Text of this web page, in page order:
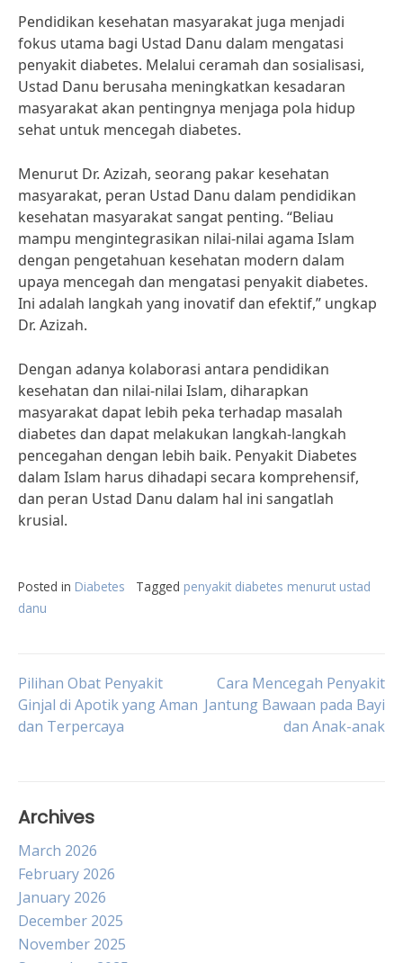
Pendidikan kesehatan masyarakat juga menjadi
fokus utama bagi Ustad Danu dalam mengatasi
penyakit diabetes. Melalui ceramah dan sosialisasi,
Ustad Danu berusaha meningkatkan kesadaran
masyarakat akan pentingnya menjaga pola hidup
sehat untuk mencegah diabetes.
Menurut Dr. Azizah, seorang pakar kesehatan
masyarakat, peran Ustad Danu dalam pendidikan
kesehatan masyarakat sangat penting. “Beliau
mampu mengintegrasikan nilai-nilai agama Islam
dengan pengetahuan kesehatan modern dalam
upaya mencegah dan mengatasi penyakit diabetes.
Ini adalah langkah yang inovatif dan efektif,” ungkap
Dr. Azizah.
Dengan adanya kolaborasi antara pendidikan
kesehatan dan nilai-nilai Islam, diharapkan
masyarakat dapat lebih peka terhadap masalah
diabetes dan dapat melakukan langkah-langkah
pencegahan dengan lebih baik. Penyakit Diabetes
dalam Islam harus dihadapi secara komprehensif,
dan peran Ustad Danu dalam hal ini sangatlah
krusial.
Posted in Diabetes Tagged penyakit diabetes menurut ustad
danu
Post
navigation
Pilihan Obat Penyakit
Ginjal di Apotik yang Aman
dan Terpercaya
Cara Mencegah Penyakit
Jantung Bawaan pada Bayi
dan Anak-anak
Archives
March 2026
February 2026
January 2026
December 2025
November 2025